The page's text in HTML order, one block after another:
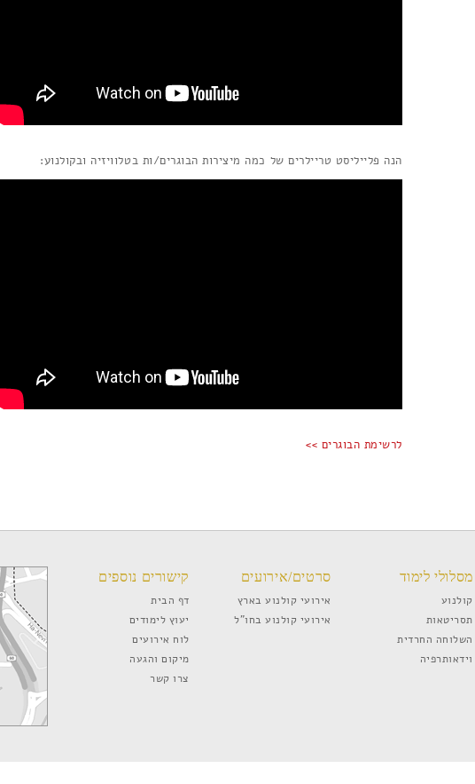
הנה פלייליסט טריילרים של כמה מיצירות הבוגרים/ות בטלוויזיה ובקולנוע:
לרשימת הבוגרים >>
מסלולי לימוד
קולנוע
תסריטאות
השלוחה החרדית
וידאותרפיה
סרטים/אירועים
אירועי קולנוע בארץ
אירועי קולנוע בחו”ל
קישורים נוספים
דף הבית
יעוץ לימודים
לוח אירועים
מיקום והגעה
צרו קשר